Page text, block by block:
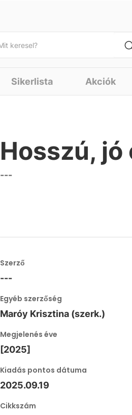
Sikerlista Akciók
Hosszú,
---
Szerző
---
Egyéb szerzőség
Maróy Krisztina (szerk.)
Megjelenés éve
[2025]
Kiadás pontos dátuma
2025.09.19
Cikkszám